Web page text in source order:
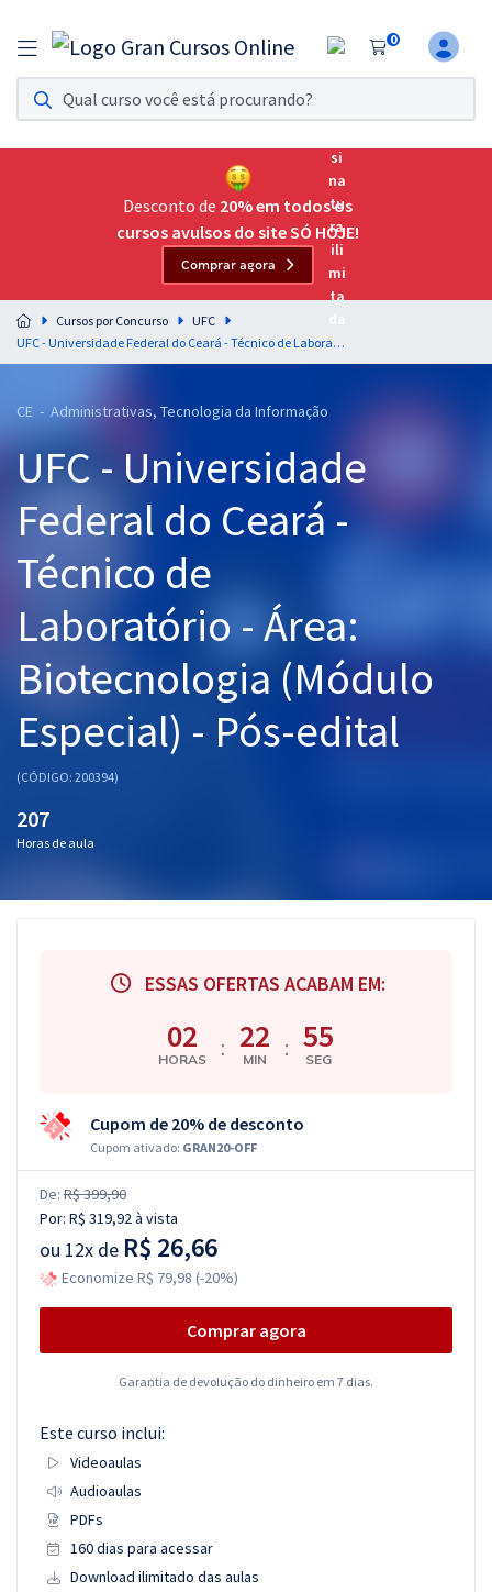
0
Assinatura Ilimitada 11
Acesso a todos os cursos. Teste grátis por 7 dias!
Assinatura OAB Até Passar
Acesso ilimitado a toda preparação para o Exame da
Residências Multiprofissionais
Preparação completa e intensiva para as principais
residências em saúde do Brasil
Cursos 20% OFF
Pós
Graduação
OAB
Mentorias
Questões grátis
Aprovados
Desconto de 20% em todos os
cursos avulsos do site SÓ HOJE!
Comprar agora
Cursos por Concurso
UFC
UFC - Universidade Federal do Ceará - Técnico de Laboratório - Área: Biotecnologia (Módulo Especial) - Pós-edital
CE - Administrativas, Tecnologia da Informação
UFC - Universidade
Federal do Ceará -
Técnico de
Laboratório - Área:
Biotecnologia (Módulo
Especial) - Pós-edital
(CÓDIGO: 200394)
207
Horas de aula
ESSAS OFERTAS ACABAM EM:
02
HORAS : 22
MIN : 55
SEG
Cupom de 20% de desconto
Cupom ativado: GRAN20-OFF
De: R$ 399,90
Por: R$ 319,92à vista
ou 12x de R$ 26,66
Economize R$ 79,98 (-20%)
Comprar agora
Garantia de devolução do dinheiro em 7 dias.
Este curso inclui:
Videoaulas
Audioaulas
PDFs
160 dias para acessar
Download ilimitado das aulas